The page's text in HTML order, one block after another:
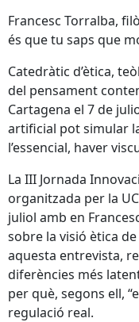
Francesc Torralba,
és que tu saps que
Catedràtic d’ètica,
del pensament
Cartagena el 7 de
artificial pot simular
l’essencial, haver
La III Jornada
organitzada per la
juliol amb en
sobre la visió ètica
aquesta entrevista,
diferències més
per què, segons ell,
regulació real.